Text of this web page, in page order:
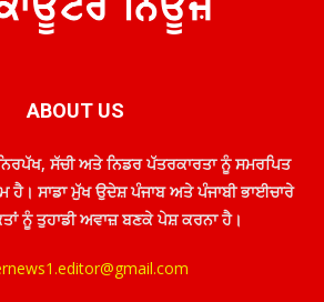
ABOUT US
ਸੱਚੀ ਅਤੇ ਨਿਡਰ ਪੱਤਰਕਾਰਤਾ ਨੂੰ ਸਮਰਪਿਤ
ਹੈ। ਸਾਡਾ ਮੁੱਖ ਉਦੇਸ਼ ਪੰਜਾਬ ਅਤੇ ਪੰਜਾਬੀ ਭਾਈਚਾਰੇ
ਨੂੰ ਤੁਹਾਡੀ ਅਵਾਜ਼ ਬਣਕੇ ਪੇਸ਼ ਕਰਨਾ ਹੈ।